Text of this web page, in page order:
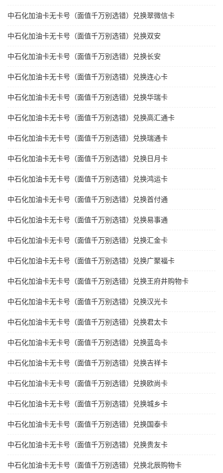
中石化加油卡无卡号（面值千万别选错）兑换翠微信卡
中石化加油卡无卡号（面值千万别选错）兑换双安
中石化加油卡无卡号（面值千万别选错）兑换长安
中石化加油卡无卡号（面值千万别选错）兑换连心卡
中石化加油卡无卡号（面值千万别选错）兑换华瑞卡
中石化加油卡无卡号（面值千万别选错）兑换高汇通卡
中石化加油卡无卡号（面值千万别选错）兑换瑞通卡
中石化加油卡无卡号（面值千万别选错）兑换日月卡
中石化加油卡无卡号（面值千万别选错）兑换鸿运卡
中石化加油卡无卡号（面值千万别选错）兑换首付通
中石化加油卡无卡号（面值千万别选错）兑换易事通
中石化加油卡无卡号（面值千万别选错）兑换汇金卡
中石化加油卡无卡号（面值千万别选错）兑换广聚福卡
中石化加油卡无卡号（面值千万别选错）兑换王府井购物卡
中石化加油卡无卡号（面值千万别选错）兑换汉光卡
中石化加油卡无卡号（面值千万别选错）兑换君太卡
中石化加油卡无卡号（面值千万别选错）兑换蓝岛卡
中石化加油卡无卡号（面值千万别选错）兑换吉祥卡
中石化加油卡无卡号（面值千万别选错）兑换欧尚卡
中石化加油卡无卡号（面值千万别选错）兑换城乡卡
中石化加油卡无卡号（面值千万别选错）兑换国泰卡
中石化加油卡无卡号（面值千万别选错）兑换贵友卡
中石化加油卡无卡号（面值千万别选错）兑换北辰购物卡